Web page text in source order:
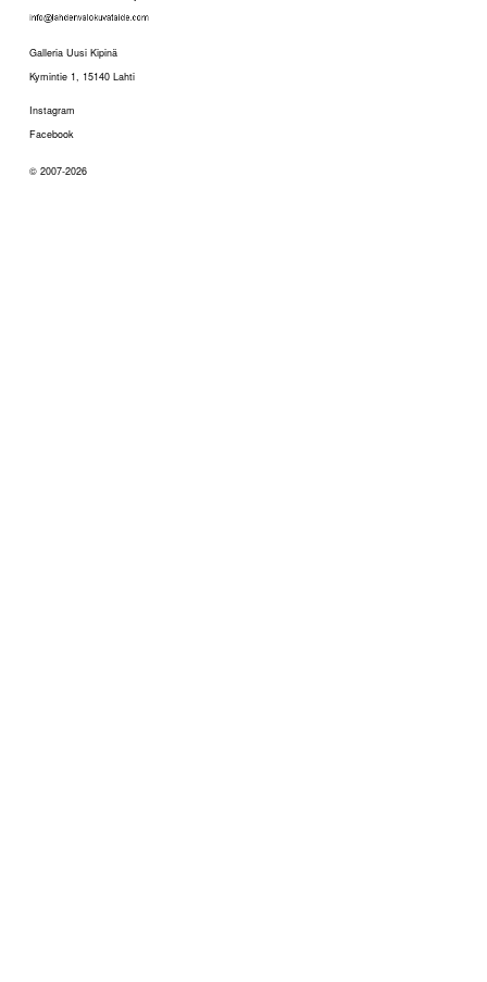
Galleria Uusi Kipinä
Kymintie 1, 15140 Lahti
Instagram
Facebook
© 2007-2026